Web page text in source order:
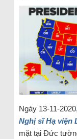
Ngày 13-11-2020,
Nghị sĩ Hạ viện
mặt tại Đức